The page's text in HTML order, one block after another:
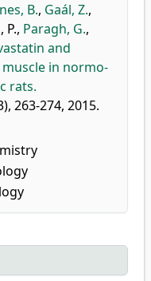
B., Gaál, Z.,
P., Paragh, G.,
and
in normo-
rats.
263-274, 2015.